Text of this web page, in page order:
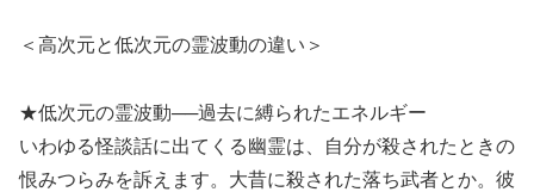
＜高次元と低次元の霊波動の違い＞
★低次元の霊波動──過去に縛られたエネルギー
いわゆる怪談話に出てくる幽霊は、自分が殺されたときの
恨みつらみを訴えます。大昔に殺された落ち武者とか。彼